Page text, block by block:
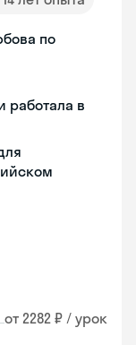
по
работала в
от 2282 ₽ / урок